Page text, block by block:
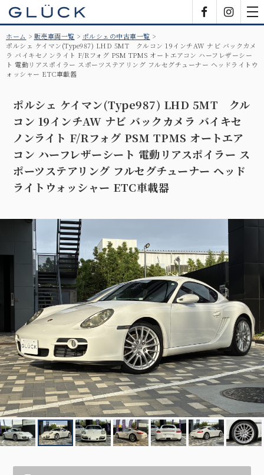
ホーム 販売車両一覧
ポルシェの中古車一覧
ポルシェ ケイマン(Type987) LHD 5MT クルコン 19インチAW ナビ バックカメ
ラ バイキセノンライト F/Rフォグ PSM TPMS オートエアコン ハーフレザーシー
ト 電動リアスポイラー スポーツステアリング フルセグチューナー ヘッドライトウ
ォッシャー ETC車載器
ポルシェ ケイマン(Type987) LHD 5MT クル
コン 19インチAW ナビ バックカメラ バイキセ
ノンライト F/Rフォグ PSM TPMS オートエア
コン ハーフレザーシート 電動リアスポイラー ス
ポーツステアリング フルセグチューナー ヘッド
ライトウォッシャー ETC車載器